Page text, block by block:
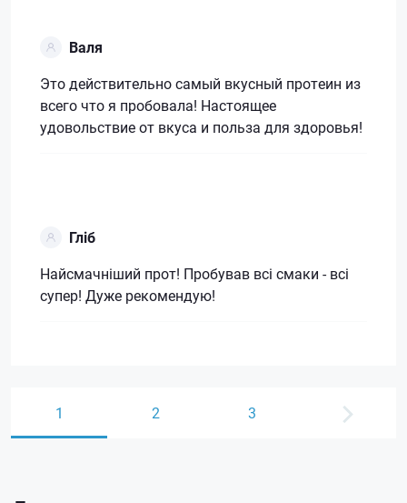
Валя
Это действительно самый вкусный протеин из
всего что я пробовала! Настоящее
удовольствие от вкуса и польза для здоровья!
Гліб
Найсмачніший прот! Пробував всі смаки - всі
супер! Дуже рекомендую!
1 2 3